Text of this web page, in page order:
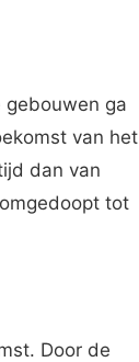
gebouwen ga
van het
dan van
tot
Door de